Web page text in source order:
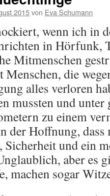
2015von Eva Schumann
wenn ich in
in Hörfunk,
Mitmenschen
die
alles verloren
mussten und unter
zu einem
der Hoffnung,
und ein
aber es
machen sogar